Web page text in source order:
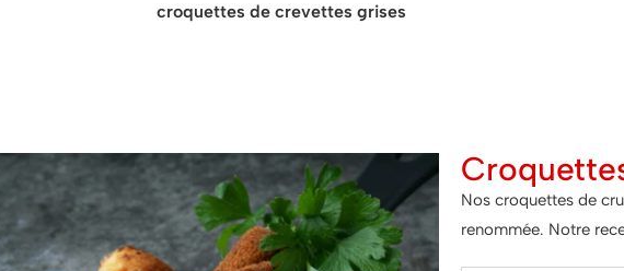
croquettes de crevettes grises
Nos croquettes de
renommée. Notre